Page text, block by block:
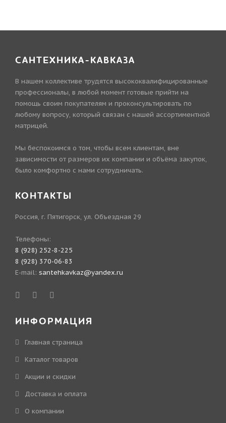
САНТЕХНИКА-КАВКАЗА
В нашем коллективе трудятся высококвалифицированные
профессионалы, в любой момент готовые прийти на
помощь своим покупателям и проконсультировать по
любому вопросу, который связан с нашей ассортиментной
матрицей.
Мы беспокоимся о том, чтобы всем клиентам, вне
зависимости от размеров их компании и объёма закупок,
было комфортно с нами сотрудничать.
КОНТАКТЫ
Россия, г. Пятигорск, ул. Объездная 29
Телефоны:
8 (928) 252-8-225
8 (928) 370-06-83
E-mail: santehkavkaz@yandex.ru
ИНФОРМАЦИЯ
Главная страница
Каталог товаров
Акции и скидки
Доставка и оплата
О компании